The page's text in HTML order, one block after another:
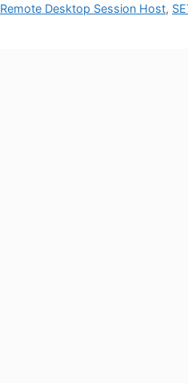
Remote Desktop Session Host,